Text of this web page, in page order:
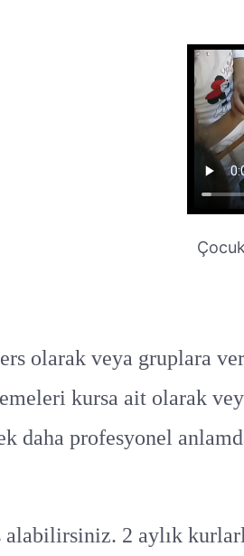
olarak veya gruplara
kursa ait olarak
daha profesyonel
alabilirsiniz. 2 aylık